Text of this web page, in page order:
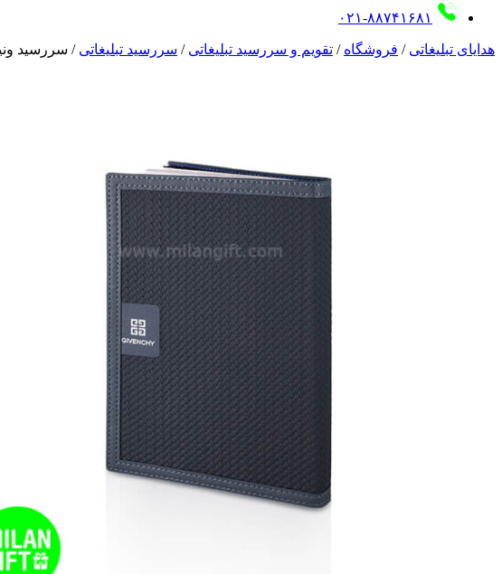
۰۲۱-۸۸۷۴۱۶۸۱
هدایای تبلیغاتی / فروشگاه / تقویم و سررسید تبلیغاتی / سررسید تبلیغاتی / سررسید